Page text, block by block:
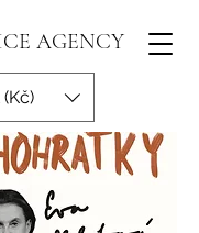
AGENCY